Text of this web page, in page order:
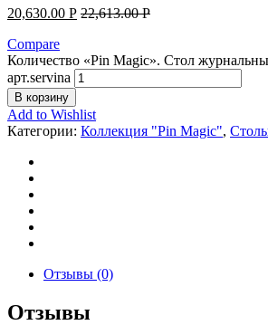
20,630.00 Р 22,613.00Р
Compare
Количество «Pin Magic». Стол
арт.servina
В корзину
Add to Wishlist
Категории: Коллекция "Pin Magic",
Отзывы (0)
Отзывы